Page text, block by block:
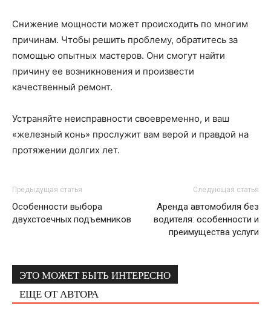
Снижение мощности может происходить по многим
причинам. Чтобы решить проблему, обратитесь за
помощью опытных мастеров. Они смогут найти
причину ее возникновения и произвести
качественный ремонт.
Устраняйте неисправности своевременно, и ваш
«железный конь» прослужит вам верой и правдой на
протяжении долгих лет.
Предыдущая статья
Особенности выбора
двухстоечных подъемников
Следующая статья
Аренда автомобиля без
водителя: особенности и
преимущества услуги
ЭТО МОЖЕТ БЫТЬ ИНТЕРЕСНО
ЕЩЕ ОТ АВТОРА